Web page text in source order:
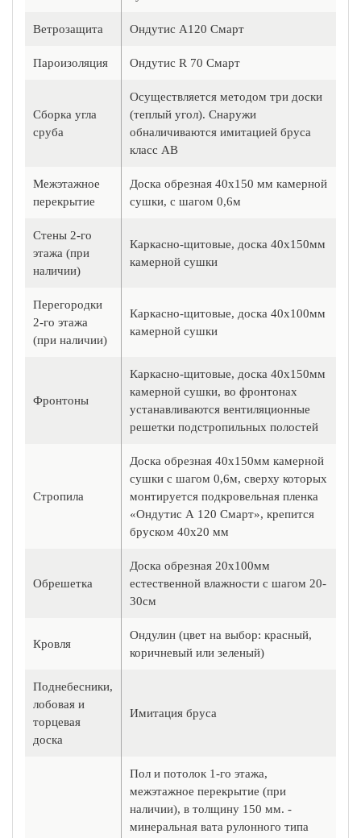
Ветрозащита Ондутис А120 Смарт
Пароизоляция Ондутис R 70 Смарт
Сборка угла
сруба
Осуществляется методом три доски
(теплый угол). Снаружи
обналичиваются имитацией бруса
класс АВ
Межэтажное
перекрытие
Доска обрезная 40х150 мм камерной
сушки, с шагом 0,6м
Стены 2-го
этажа (при
наличии)
Каркасно-щитовые, доска 40х150мм
камерной сушки
Перегородки
2-го этажа
(при наличии)
Каркасно-щитовые, доска 40х100мм
камерной сушки
Фронтоны
Каркасно-щитовые, доска 40х150мм
камерной сушки, во фронтонах
устанавливаются вентиляционные
решетки подстропильных полостей
Стропила
Доска обрезная 40х150мм камерной
сушки с шагом 0,6м, сверху которых
монтируется подкровельная пленка
«Ондутис А 120 Смарт», крепится
бруском 40х20 мм
Обрешетка
Доска обрезная 20х100мм
естественной влажности с шагом 20-
30см
Кровля
Ондулин (цвет на выбор: красный,
коричневый или зеленый)
Поднебесники,
лобовая и
торцевая
доска
Имитация бруса
Пол и потолок 1-го этажа,
межэтажное перекрытие (при
наличии), в толщину 150 мм. -
минеральная вата рулонного типа